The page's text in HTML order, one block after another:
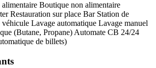
Boutique non alimentaire
Restauration sur place Bar Station de
véhicule Lavage automatique Lavage manuel
(Butane, Propane) Automate CB 24/24
de billets)